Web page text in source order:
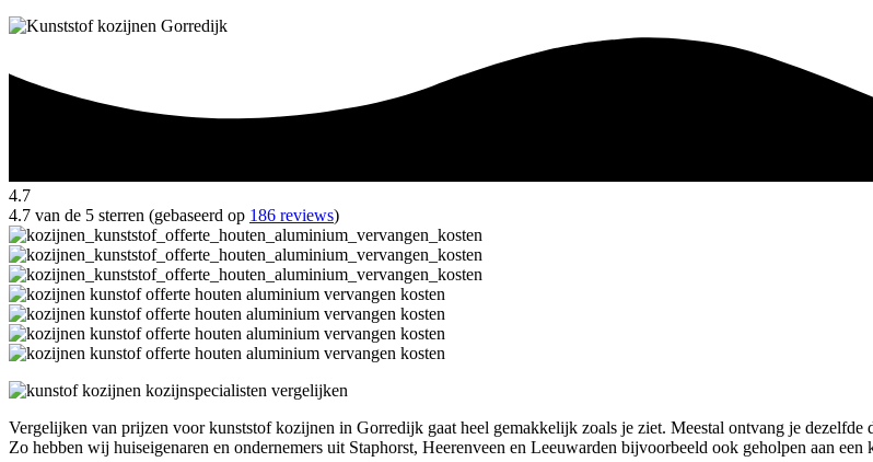
4.7
4.7 van de 5 sterren (gebaseerd op 186 reviews)
Vergelijken van prijzen voor kunststof kozijnen in Gorredijk gaat heel gemakkelijk zoals je ziet. Meestal ontvang je
Zo hebben wij huiseigenaren en ondernemers uit Staphorst, Heerenveen en Leeuwarden bijvoorbeeld ook geholpen aan een